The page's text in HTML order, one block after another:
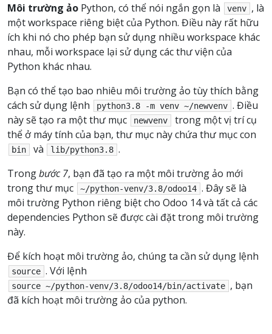
Môi trường ảo Python, có thể nói ngắn gọn là venv , là
một workspace riêng biệt của Python. Điều này rất hữu
ích khi nó cho phép bạn sử dụng nhiều workspace khác
nhau, mỗi workspace lại sử dụng các thư viện của
Python khác nhau.
Bạn có thể tạo bao nhiêu môi trường ảo tùy thích bằng
cách sử dụng lệnh
python3.8 -m venv ~/newvenv . Điều
này sẽ tạo ra một thư mục
newvenv
trong một vị trí cụ
thể ở máy tính của bạn, thư mục này chứa thư mục con
bin và lib/python3.8 .
Trongbước 7, bạn đã tạo ra một môi trường ảo mới
trong thư mục
~/python-venv/3.8/odoo14 . Đây sẽ là
môi trường Python riêng biệt cho Odoo 14 và tất cả các
dependencies Python sẽ được cài đặt trong môi trường
này.
Để kích hoạt môi trường ảo, chúng ta cần sử dụng lệnh
source . Với lệnh
source ~/python-venv/3.8/odoo14/bin/activate , bạn
đã kích hoạt môi trường ảo của python.